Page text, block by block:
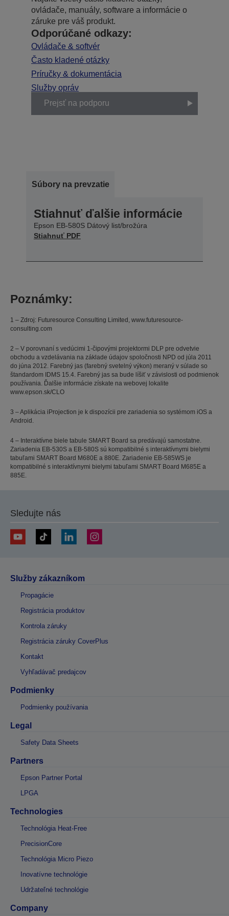
ovládače, manuály, software a informácie o
záruke pre váš produkt.
Odporúčané odkazy:
Ovládače & softvér
Často kladené otázky
Príručky & dokumentácia
Služby opráv
Prejsť na podporu
Súbory na prevzatie
Stiahnuť ďalšie informácie
Epson EB-580S Dátový list/brožúra
Stiahnuť PDF
Poznámky:
1 – Zdroj: Futuresource Consulting Limited, www.futuresource-
consulting.com
2 – V porovnaní s vedúcimi 1-čipovými projektormi DLP pre odvetvie
obchodu a vzdelávania na základe údajov spoločnosti NPD od júla 2011
do júna 2012. Farebný jas (farebný svetelný výkon) meraný v súlade so
štandardom IDMS 15.4. Farebný jas sa bude líšiť v závislosti od podmienok
používania. Ďalšie informácie získate na webovej lokalite
www.epson.sk/CLO
3 – Aplikácia iProjection je k dispozícii pre zariadenia so systémom iOS a
Android.
4 – Interaktívne biele tabule SMART Board sa predávajú samostatne.
Zariadenia EB-530S a EB-580S sú kompatibilné s interaktívnymi bielymi
tabuľami SMART Board M680E a 880E. Zariadenie EB-585WS je
kompatibilné s interaktívnymi bielymi tabuľami SMART Board M685E a
885E.
Sledujte nás
Služby zákazníkom
Propagácie
Registrácia produktov
Kontrola záruky
Registrácia záruky CoverPlus
Kontakt
Vyhľadávač predajcov
Podmienky
Podmienky používania
Legal
Safety Data Sheets
Partners
Epson Partner Portal
LPGA
Technologies
Technológia Heat-Free
PrecisionCore
Technológia Micro Piezo
Inovatívne technológie
Udržateľné technológie
Company